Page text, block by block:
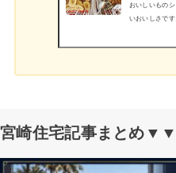
おいしいもの
いおいしさで
宮崎住宅記事まとめ